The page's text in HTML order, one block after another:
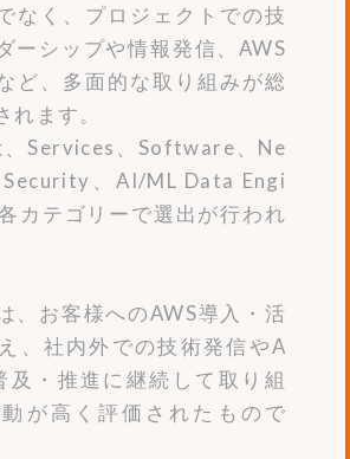
なく、プロジェクトでの技
ーシップや情報発信、AWS
ど、多面的な取り組みが総
れます。
Services、Software、Ne
、AI/ML Data Engi
カテゴリーで選出が行われ
、お客様へのAWS導入・活
、社内外での技術発信やA
及・推進に継続して取り組
が高く評価されたもので